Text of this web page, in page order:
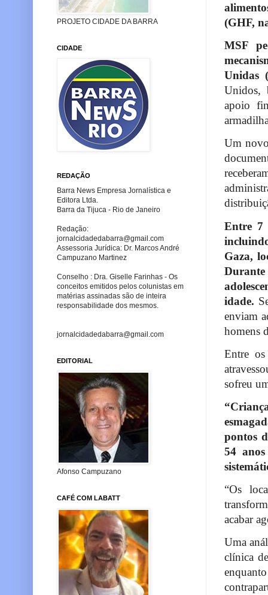
(GHF,
MSF
Unidas
Unidos,
apoio
Um
Entre 7
Gaza,
idade.
enviam
homens
Entre
sofreu
pontos
54
“Os
acabar
Uma
clínica
PROJETO CIDADE DA BARRA
CIDADE
REDAÇÃO
Barra News Empresa Jornalística e
Editora Ltda.
Barra da Tijuca - Rio de Janeiro
Redação:
jornalcidadedabarra@gmail.com
Assessoria Jurídica: Dr. Marcos André
Campuzano Martinez
Conselho : Dra. Giselle Farinhas - Os
conceitos emitidos pelos colunistas em
matérias assinadas são de inteira
responsabilidade dos mesmos.
jornalcidadedabarra@gmail.com
EDITORIAL
Afonso Campuzano
CAFÉ COM LABATT